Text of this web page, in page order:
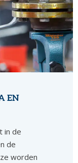
EN
in de
de
worden